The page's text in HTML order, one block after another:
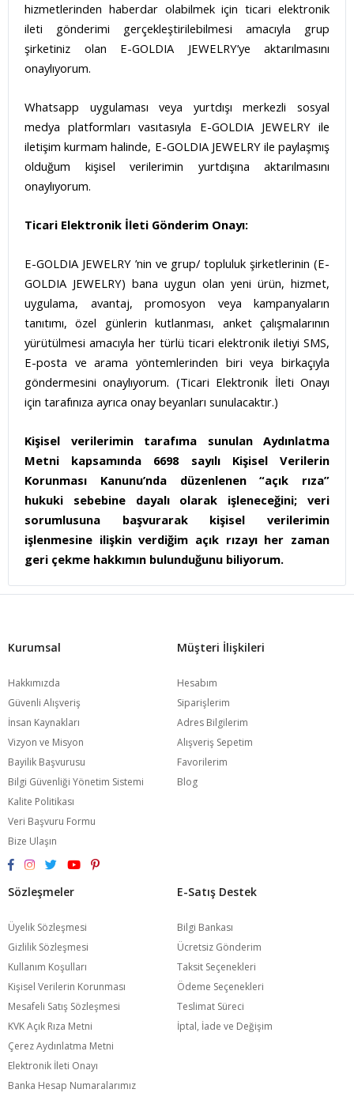
hizmetlerinden haberdar olabilmek için ticari elektronik
ileti gönderimi gerçekleştirilebilmesi amacıyla grup
şirketiniz olan E-GOLDIA JEWELRY’ye aktarılmasını
onaylıyorum.
Whatsapp uygulaması veya yurtdışı merkezli sosyal
medya platformları vasıtasıyla E-GOLDIA JEWELRY ile
iletişim kurmam halinde, E-GOLDIA JEWELRY ile paylaşmış
olduğum kişisel verilerimin yurtdışına aktarılmasını
onaylıyorum.
Ticari Elektronik İleti Gönderim Onayı:
E-GOLDIA JEWELRY ’nin ve grup/ topluluk şirketlerinin (E-
GOLDIA JEWELRY) bana uygun olan yeni ürün, hizmet,
uygulama, avantaj, promosyon veya kampanyaların
tanıtımı, özel günlerin kutlanması, anket çalışmalarının
yürütülmesi amacıyla her türlü ticari elektronik iletiyi SMS,
E-posta ve arama yöntemlerinden biri veya birkaçıyla
göndermesini onaylıyorum. (Ticari Elektronik İleti Onayı
için tarafınıza ayrıca onay beyanları sunulacaktır.)
Kişisel verilerimin tarafıma sunulan Aydınlatma
Metni kapsamında 6698 sayılı Kişisel Verilerin
Korunması Kanunu’nda düzenlenen “açık rıza”
hukuki sebebine dayalı olarak işleneceğini; veri
sorumlusuna başvurarak kişisel verilerimin
işlenmesine ilişkin verdiğim açık rızayı her zaman
geri çekme hakkımın bulunduğunu biliyorum.
Kurumsal
Hakkımızda
Güvenli Alışveriş
İnsan Kaynakları
Vizyon ve Misyon
Bayilik Başvurusu
Bilgi Güvenliği Yönetim Sistemi
Kalite Politikası
Veri Başvuru Formu
Bize Ulaşın
Müşteri İlişkileri
Hesabım
Siparişlerim
Adres Bilgilerim
Alışveriş Sepetim
Favorilerim
Blog
Sözleşmeler
Üyelik Sözleşmesi
Gizlilik Sözleşmesi
Kullanım Koşulları
Kişisel Verilerin Korunması
Mesafeli Satış Sözleşmesi
KVK Açık Rıza Metni
Çerez Aydınlatma Metni
Elektronik İleti Onayı
Banka Hesap Numaralarımız
E-Satış Destek
Bilgi Bankası
Ücretsiz Gönderim
Taksit Seçenekleri
Ödeme Seçenekleri
Teslimat Süreci
İptal, İade ve Değişim